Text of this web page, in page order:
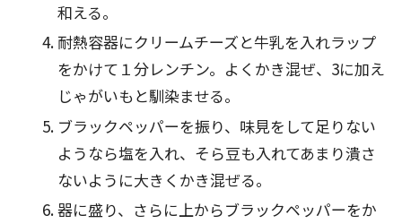
和える。
耐熱容器にクリームチーズと牛乳を入れラップ
をかけて１分レンチン。よくかき混ぜ、3に加え
じゃがいもと馴染ませる。
ブラックペッパーを振り、味見をして足りない
ようなら塩を入れ、そら豆も入れてあまり潰さ
ないように大きくかき混ぜる。
器に盛り、さらに上からブラックペッパーをか